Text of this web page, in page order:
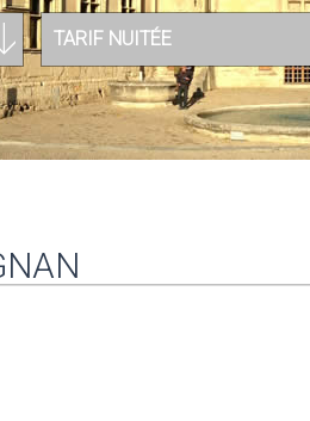
TARIF NUITÉE